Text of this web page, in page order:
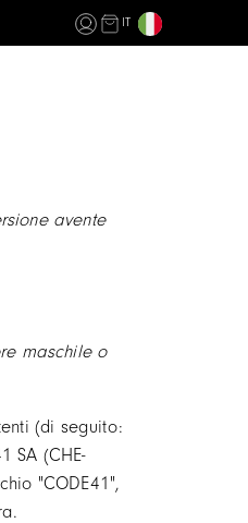
IT
avente
maschile o
(di seguito:
SA (CHE-
"CODE41",